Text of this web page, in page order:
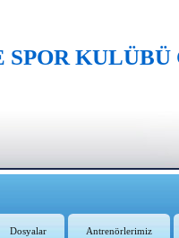
KULÜBÜ
Dosyalar Antrenörlerimiz